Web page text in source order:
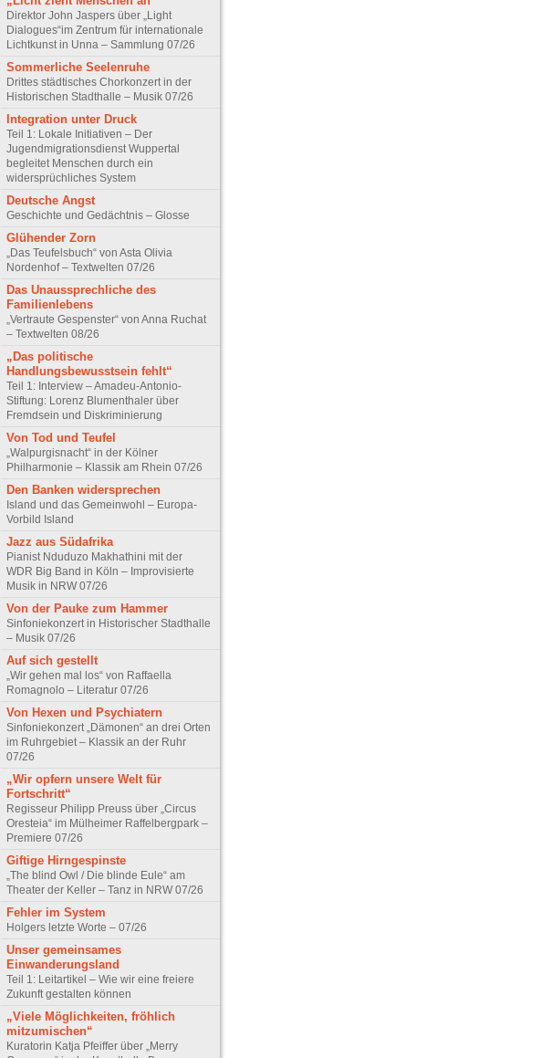
Direktor John Jaspers über „Light
Dialogues“im Zentrum für internationale
Lichtkunst in Unna – Sammlung 07/26
Sommerliche Seelenruhe
Drittes städtisches Chorkonzert in der
Historischen Stadthalle – Musik 07/26
Integration unter Druck
Teil 1: Lokale Initiativen – Der
Jugendmigrationsdienst Wuppertal
begleitet Menschen durch ein
widersprüchliches System
Deutsche Angst
Geschichte und Gedächtnis – Glosse
Glühender Zorn
„Das Teufelsbuch“ von Asta Olivia
Nordenhof – Textwelten 07/26
Das Unaussprechliche des
Familienlebens
„Vertraute Gespenster“ von Anna Ruchat
– Textwelten 08/26
„Das politische
Handlungsbewusstsein fehlt“
Teil 1: Interview – Amadeu-Antonio-
Stiftung: Lorenz Blumenthaler über
Fremdsein und Diskriminierung
Von Tod und Teufel
„Walpurgisnacht“ in der Kölner
Philharmonie – Klassik am Rhein 07/26
Den Banken widersprechen
Island und das Gemeinwohl – Europa-
Vorbild Island
Jazz aus Südafrika
Pianist Nduduzo Makhathini mit der
WDR Big Band in Köln – Improvisierte
Musik in NRW 07/26
Von der Pauke zum Hammer
Sinfoniekonzert in Historischer Stadthalle
– Musik 07/26
Auf sich gestellt
„Wir gehen mal los“ von Raffaella
Romagnolo – Literatur 07/26
Von Hexen und Psychiatern
Sinfoniekonzert „Dämonen“ an drei Orten
im Ruhrgebiet – Klassik an der Ruhr
07/26
„Wir opfern unsere Welt für
Fortschritt“
Regisseur Philipp Preuss über „Circus
Oresteia“ im Mülheimer Raffelbergpark –
Premiere 07/26
Giftige Hirngespinste
„The blind Owl / Die blinde Eule“ am
Theater der Keller – Tanz in NRW 07/26
Fehler im System
Holgers letzte Worte – 07/26
Unser gemeinsames
Einwanderungsland
Teil 1: Leitartikel – Wie wir eine freiere
Zukunft gestalten können
„Viele Möglichkeiten, fröhlich
mitzumischen“
Kuratorin Katja Pfeiffer über „Merry